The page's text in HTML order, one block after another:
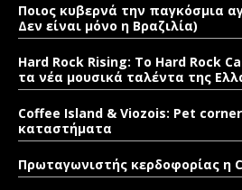
Ποιος κυβερνά την παγκόσμια
Δεν είναι μόνο η Βραζιλία)
Hard Rock Rising: Το Hard Rock
τα νέα μουσικά ταλέντα της
Coffee Island & Viozois: Pet
καταστήματα
Πρωταγωνιστής κερδοφορίας η